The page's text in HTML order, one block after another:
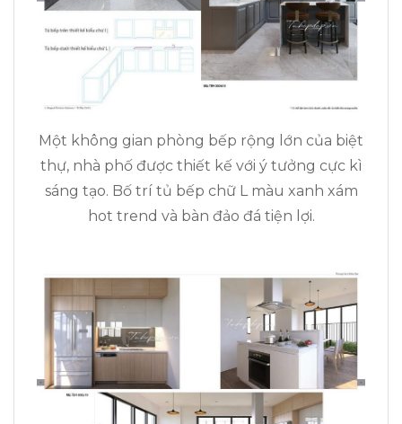
Một không gian phòng bếp rộng lớn của biệt
thự, nhà phố được thiết kế với ý tưởng cực kì
sáng tạo. Bố trí tủ bếp chữ L màu xanh xám
hot trend và bàn đảo đá tiện lợi.